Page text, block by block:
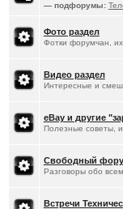
— подфорумы:
Фото раздел
Фотки форумчан,
Видео раздел
Интересные и
eBay и другие
Полезные советы,
Свободный
Разговоры обо
Встречи